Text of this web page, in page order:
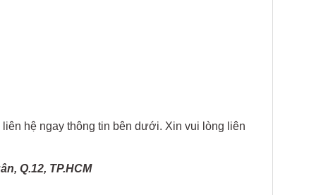
hệ ngay thông tin bên dưới. Xin vui lòng liên
Q.12, TP.HCM